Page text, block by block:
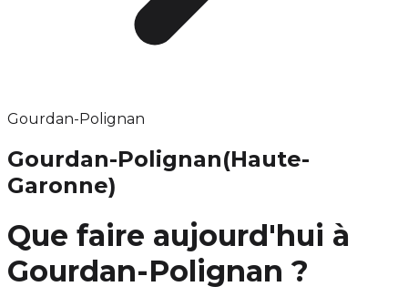
Gourdan-Polignan
Gourdan-Polignan(Haute-
Garonne)
Que faire aujourd'hui à
Gourdan-Polignan ?